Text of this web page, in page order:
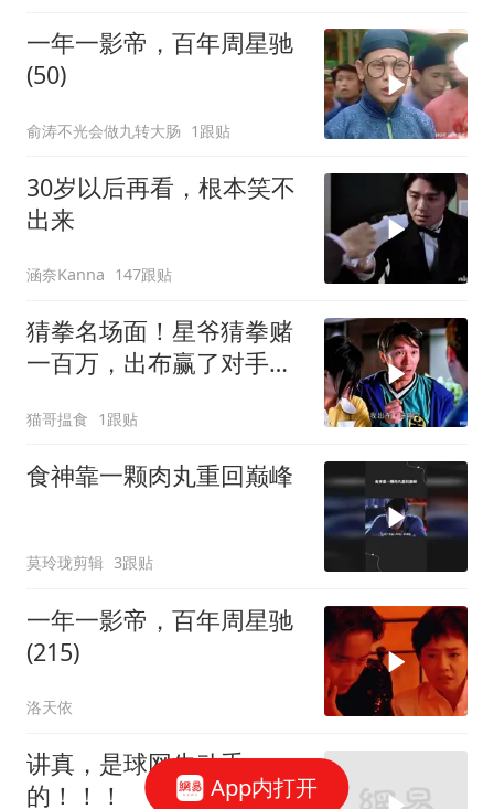
一年一影帝，百年周星驰
(50)
俞涛不光会做九转大肠 1跟贴
30岁以后再看，根本笑不
出来
涵奈Kanna 147跟贴
猜拳名场面！星爷猜拳赌
一百万，出布赢了对手却
猫哥揾食 1跟贴
食神靠一颗肉丸重回巅峰
莫玲珑剪辑 3跟贴
一年一影帝，百年周星驰
(215)
洛天依
讲真，是球网先动手
的！！！
App内打开